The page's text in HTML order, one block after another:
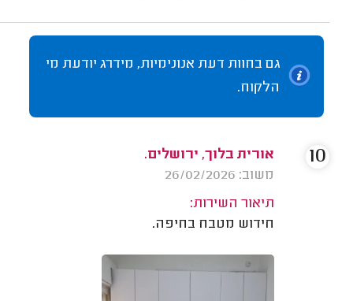
גם בחוות דעת אנונימיות, מידרג יודעת מי
הלקוח.
אורית בלוך, ירושלים.
משוב: 26/02/2026
תיאור השירות:
חידוש מטבח בחיפה.
10